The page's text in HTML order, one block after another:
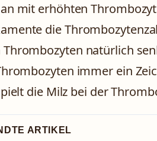
mit erhöhten
die
natürlich
immer ein
die Milz bei der
ARTIKEL